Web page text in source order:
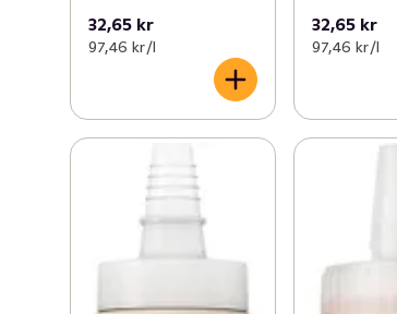
32,65 kr
97,46 kr /l
32,65 kr
97,46 kr /l